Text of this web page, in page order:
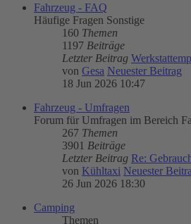
Fahrzeug - FAQ
Häufige Fragen Sonstige
160 Themen
1197 Beiträge
Letzter Beitrag
von Gesa Neuester Beitrag
18 Jun 2026 10:47
Fahrzeug - Umfragen
Forum für Umfragen im Bereich
267 Themen
3901 Beiträge
Letzter Beitrag Re:
von Kühltaxi Neuester
26 Jun 2026 18:30
Camping
Themen